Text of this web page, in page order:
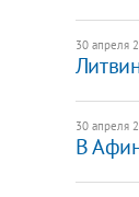
30 апреля
30 апреля
В